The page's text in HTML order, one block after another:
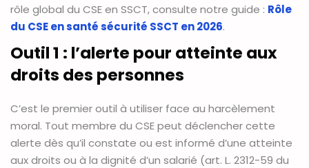
rôle global du CSE en SSCT, consulte notre guide : Rôle
du CSE en santé sécurité SSCT en 2026.
Outil 1 : l’alerte pour atteinte aux
droits des personnes
C’est le premier outil à utiliser face au harcèlement
moral. Tout membre du CSE peut déclencher cette
alerte dès qu’il constate ou est informé d’une atteinte
aux droits ou à la dignité d’un salarié (art. L. 2312-59 du